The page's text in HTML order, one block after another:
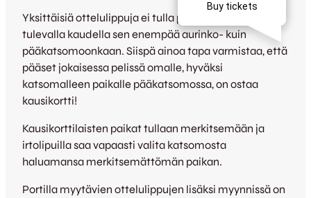
Yksittäisiä ottelulippuja ei tulla paikkanumeroimaan
tulevalla kaudella sen enempää aurinko- kuin
pääkatsomoonkaan. Siispä ainoa tapa varmistaa, että
pääset jokaisessa pelissä omalle, hyväksi
katsomalleen paikalle pääkatsomossa, on ostaa
kausikortti!
Kausikorttilaisten paikat tullaan merkitsemään ja
irtolipuilla saa vapaasti valita katsomosta
haluamansa merkitsemättömän paikan.
Portilla myytävien ottelulippujen lisäksi myynnissä on